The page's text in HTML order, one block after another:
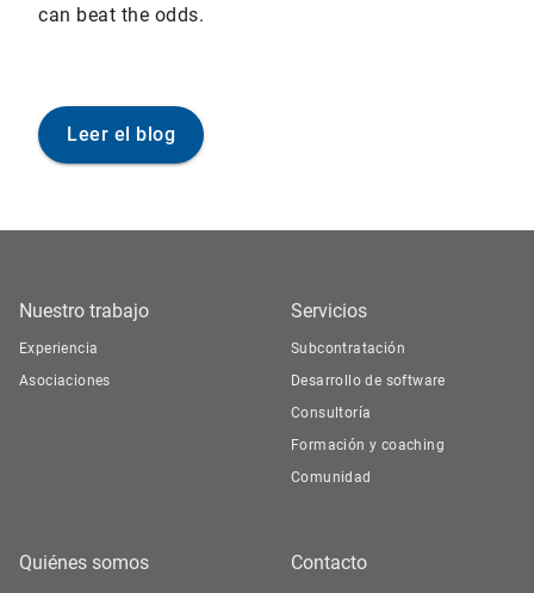
can beat the odds.
Leer el blog
Nuestro trabajo
Experiencia
Asociaciones
Servicios
Subcontratación
Desarrollo de software
Consultoría
Formación y coaching
Comunidad
Quiénes somos Contacto